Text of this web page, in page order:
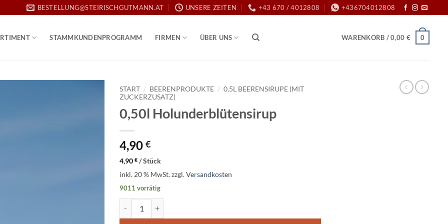
BESTELLUNG@STEIRISCHGUTMANN.AT UNSERE ZEITEN +43 670 / 4012808 +436704012808
STAMMKUNDENPROGRAMM FIRMEN ÜBER UNS WARENKORB /0,00 € 0
START / BEERENPRODUKTE / 0,5L BEERENSIRUPE (MIT
ZUCKERZUSATZ)
0,50l Holunderblütensirup
4,90 €
4,90 € /Stück
inkl. 20 % MwSt.zzgl.Versandkosten
9011 vorrätig